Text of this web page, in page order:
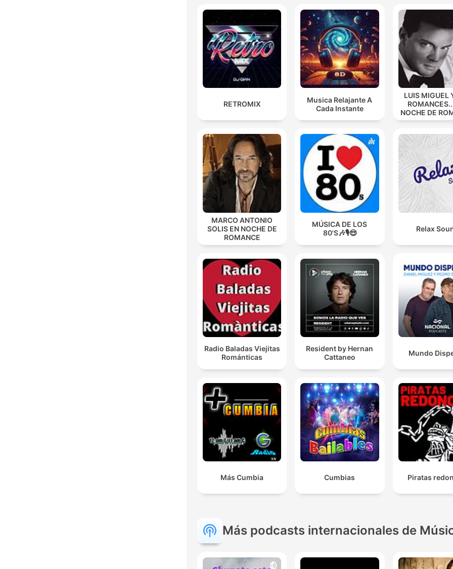
RETROMIX
Musica Relajante A
Cada Instante
LUIS MIGUEL
NOCHE DE
MARCO ANTONIO
SOLIS EN NOCHE DE
ROMANCE
MÚSICA DE LOS
80'S🎶🎙️😎
Relax
Radio Baladas Viejitas
Románticas
Resident by Hernan
Cattaneo
Mundo
Más Cumbia Cumbias Piratas
Más podcasts internacionales de